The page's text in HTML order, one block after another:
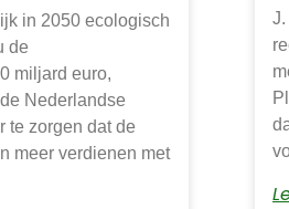
in 2050 ecologisch
de
miljard euro,
Nederlandse
te zorgen dat de
meer verdienen met